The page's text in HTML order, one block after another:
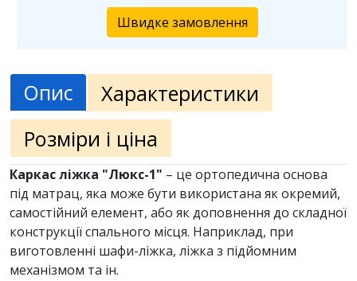
Швидке замовлення
Опис
Характеристики
Розміри і ціна
Каркас ліжка "Люкс-1" – це ортопедична основа
під матрац, яка може бути використана як окремий,
самостійний елемент, або як доповнення до складної
конструкції спального місця. Наприклад, при
виготовленні шафи-ліжка, ліжка з підйомним
механізмом та ін.